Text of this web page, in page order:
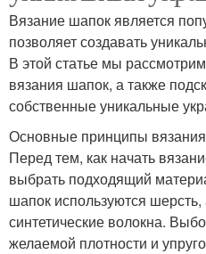
Вязание шапок является
позволяет создавать
В этой статье мы
вязания шапок, а также
собственные уникальные
Основные принципы
Перед тем, как начать
выбрать подходящий
шапок используются
синтетические волокна.
желаемой плотности и